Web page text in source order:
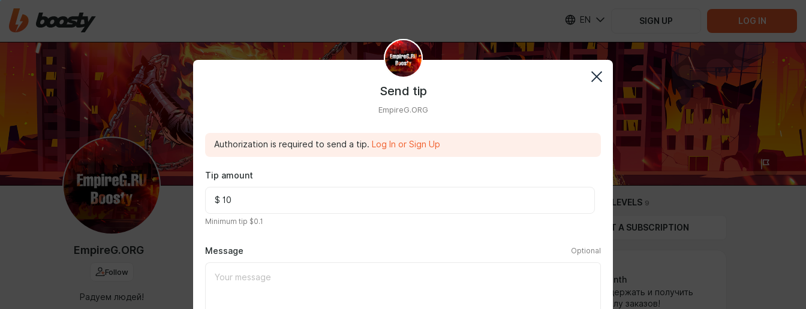
EN SIGN UP LOG IN
EmpireG.ORG
Follow
Радуем людей!
ABOUT SUBSCRIPTION LEVELS 9
GIFT A SUBSCRIPTION
$0.13 per month
Просто поддержать и получить
доступ к столу заказов!
Send tip
EmpireG.ORG
Authorization is required to send a tip. Log In or Sign Up
Tip amount
Minimum tip $0.1
Message Optional